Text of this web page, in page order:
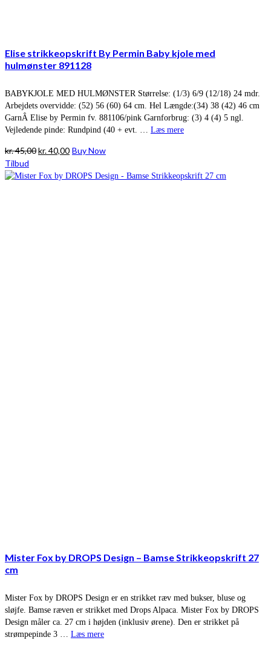
Elise strikkeopskrift By Permin Baby kjole med
hulmønster 891128
BABYKJOLE MED HULMØNSTER Størrelse: (1/3) 6/9 (12/18) 24 mdr.
Arbejdets overvidde: (52) 56 (60) 64 cm. Hel Længde:(34) 38 (42) 46 cm
GarnÂ Elise by Permin fv. 881106/pink Garnforbrug: (3) 4 (4) 5 ngl.
Vejledende pinde: Rundpind (40 + evt. … Læs mere
kr.45,00Den
pris
kr.40,00Den
pris
Buy Now
Tilbud
Mister Fox by DROPS Design – Bamse Strikkeopskrift 27
cm
Mister Fox by DROPS Design er en strikket ræv med bukser, bluse og
sløjfe. Bamse ræven er strikket med Drops Alpaca. Mister Fox by DROPS
Design måler ca. 27 cm i højden (inklusiv ørene). Den er strikket på
strømpepinde 3 … Læs mere